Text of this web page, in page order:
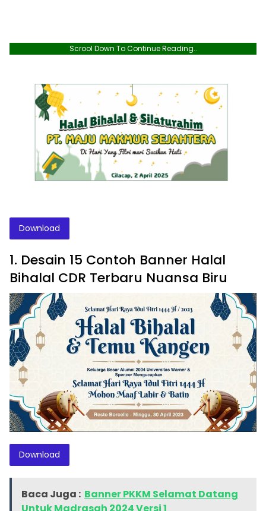
Scrool Down To Continue Reading..
Download
1. Desain 15 Contoh Banner Halal
Bihalal CDR Terbaru Nuansa Biru
Download
Baca Juga : Banner PKKM Selamat Datang